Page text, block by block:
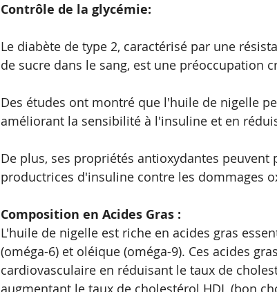
Contrôle de la glycémie:
Le diabète de type 2, caractérisé par une
de sucre dans le sang, est une préoccupation
Des études ont montré que l'huile de nigelle
améliorant la sensibilité à l'insuline et en
De plus, ses propriétés antioxydantes peuvent
productrices d'insuline contre les dommages
Composition en Acides Gras :
L'huile de nigelle est riche en acides gras
(oméga-6) et oléique (oméga-9). Ces acides
cardiovasculaire en réduisant le taux de
augmentant le taux de cholestérol HDL (bon